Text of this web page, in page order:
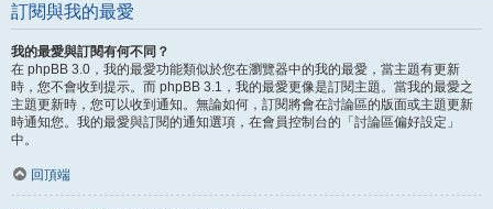
訂閱與我的最愛
我的最愛與訂閱有何不同？
在 phpBB 3.0，我的最愛功能類似於您在瀏覽器中的我的最愛，當主題有更新
時，您不會收到提示。而 phpBB 3.1，我的最愛更像是訂閱主題。當我的最愛之
主題更新時，您可以收到通知。無論如何，訂閱將會在討論區的版面或主題更新
時通知您。我的最愛與訂閱的通知選項，在會員控制台的「討論區偏好設定」
中。
回頂端